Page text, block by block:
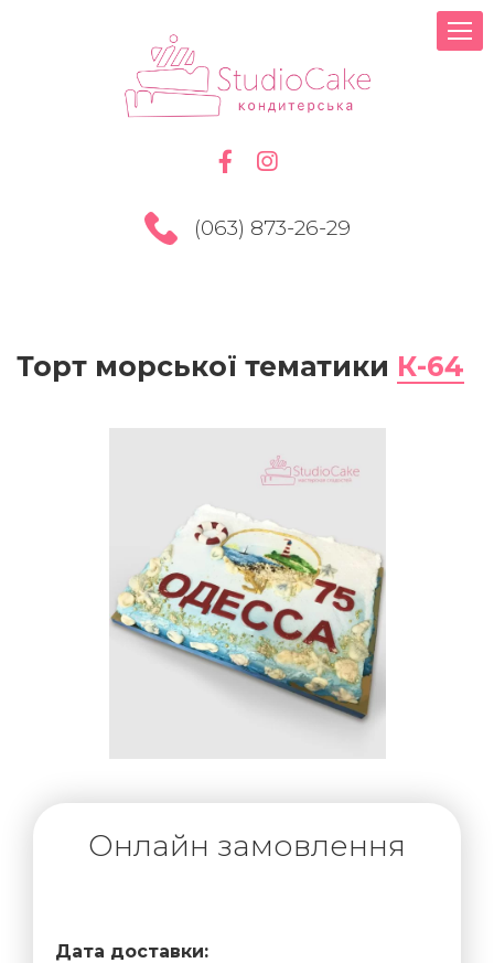
(063) 873-26-29
Торт морської тематики К-64
Онлайн замовлення
Дата доставки: